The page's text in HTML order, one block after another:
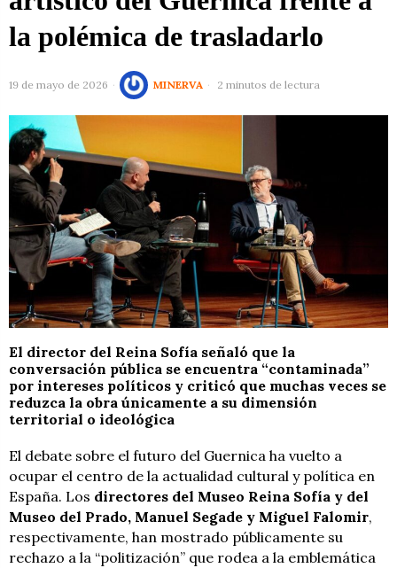
la polémica de trasladarlo
19 de mayo de 2026 MINERVA 2 minutos de lectura
El director del Reina Sofía señaló que la
conversación pública se encuentra “contaminada”
por intereses políticos y criticó que muchas veces se
reduzca la obra únicamente a su dimensión
territorial o ideológica
El debate sobre el futuro del Guernica ha vuelto a
ocupar el centro de la actualidad cultural y política en
España. Los directores del Museo Reina Sofía y del
Museo del Prado, Manuel Segade y Miguel Falomir,
respectivamente, han mostrado públicamente su
rechazo a la “politización” que rodea a la emblemática